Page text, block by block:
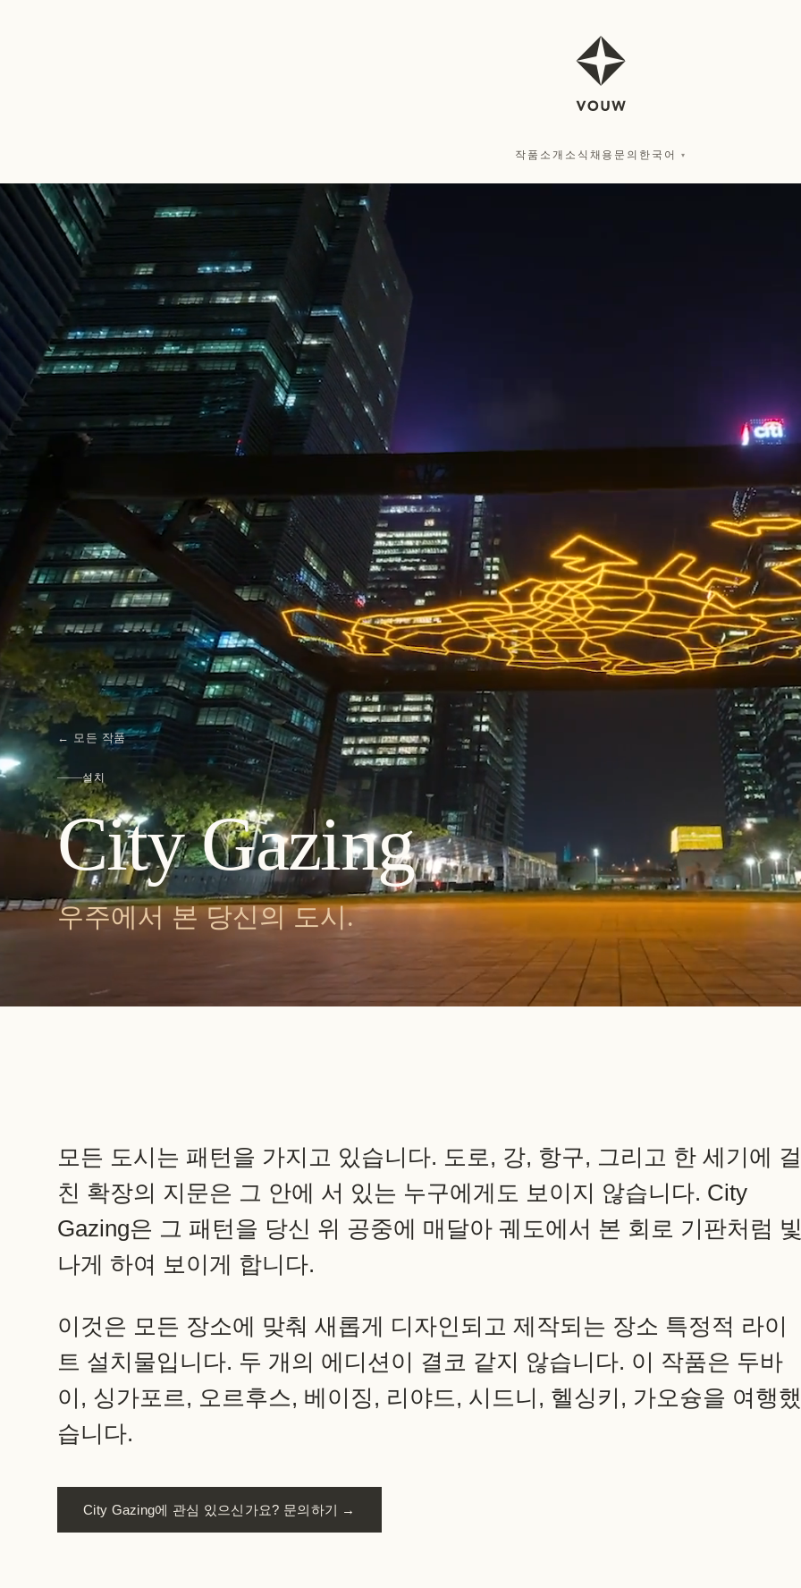
작품 소개 소식 채용 문의 한국어 ▾
← 모든 작품
설치
City Gazing
우주에서 본 당신의 도시.
모든 도시는 패턴을 가지고 있습니다. 도로, 강, 항구, 그리고 한 세기에 걸
친 확장의 지문은 그 안에 서 있는 누구에게도 보이지 않습니다. City
Gazing은 그 패턴을 당신 위 공중에 매달아 궤도에서 본 회로 기판처럼
나게 하여 보이게 합니다.
이것은 모든 장소에 맞춰 새롭게 디자인되고 제작되는 장소 특정적 라이
트 설치물입니다. 두 개의 에디션이 결코 같지 않습니다. 이 작품은 두바
이, 싱가포르, 오르후스, 베이징, 리야드, 시드니, 헬싱키, 가오슝을 여행했
습니다.
City Gazing에 관심 있으신가요? 문의하기 →